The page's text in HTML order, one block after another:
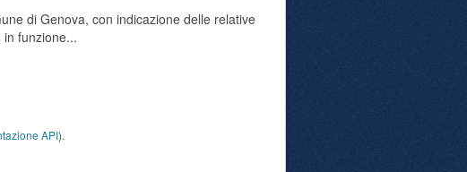
di Genova, con indicazione delle relative
funzione...
API).